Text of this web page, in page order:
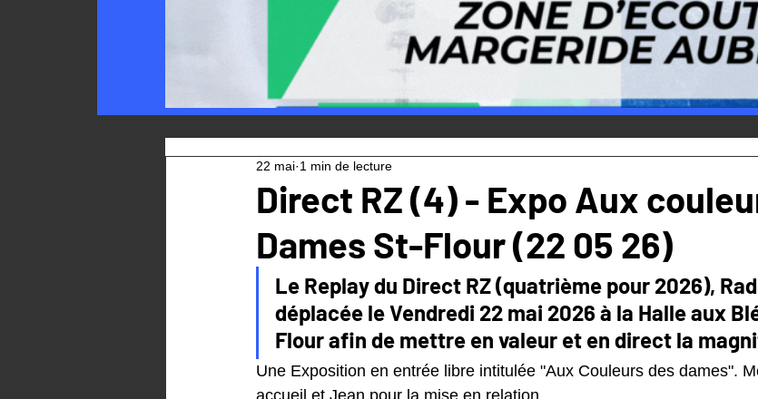
Direct RZ (4) - Expo Aux
Dames St-Flour (22 05 26)
22 mai 1 min de lecture
Le Replay du Direct RZ (quatrième pour 2026),
déplacée le Vendredi 22 mai 2026 à la Halle aux
Flour afin de mettre en valeur et en direct la
Une Exposition en entrée libre intitulée "Aux Couleurs des dames".
accueil et Jean pour la mise en relation.